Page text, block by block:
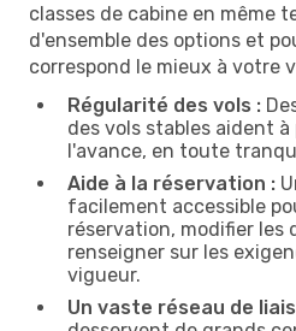
classes de cabine en même
d'ensemble des options et
correspond le mieux à votre
Régularité des vols :
des vols stables aident
l'avance, en toute
Aide à la réservation :
facilement accessible
réservation, modifier les
renseigner sur les
vigueur.
Un vaste réseau de